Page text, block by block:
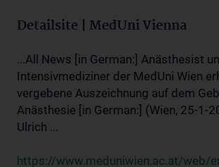
Detailsite | MedUni Vienna
...All News [in German:] Anästhesist
Intensivmediziner der MedUni Wien
vergebene Auszeichnung auf dem
Anästhesie [in German:] (Wien, 25-1-
Ulrich ...
https://www.meduniwien.ac.at/web/